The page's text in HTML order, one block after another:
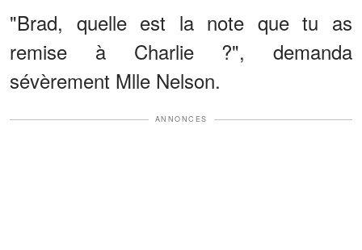
"Brad, quelle est la note que tu as
remise à Charlie ?", demanda
sévèrement Mlle Nelson.
ANNONCES